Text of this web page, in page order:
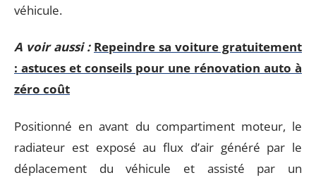
véhicule.
A voir aussi : Repeindre sa voiture gratuitement
: astuces et conseils pour une rénovation auto à
zéro coût
Positionné en avant du compartiment moteur, le
radiateur est exposé au flux d’air généré par le
déplacement du véhicule et assisté par un